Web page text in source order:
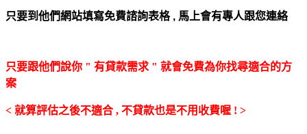
只要到他們網站填寫免費諮詢表格 , 馬上會有專人跟您連絡
只要跟他們說你 " 有貸款需求 " 就會免費為你找尋適合的方
案
< 就算評估之後不適合 , 不貸款也是不用收費喔 ! >